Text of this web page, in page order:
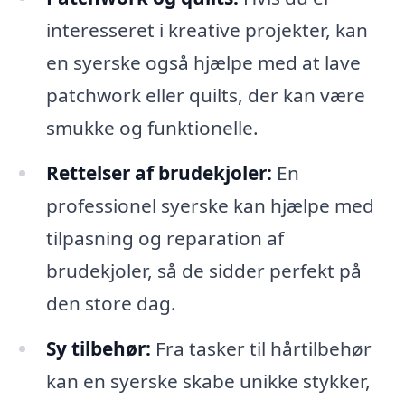
interesseret i kreative projekter, kan
en syerske også hjælpe med at lave
patchwork eller quilts, der kan være
smukke og funktionelle.
Rettelser af brudekjoler: En
professionel syerske kan hjælpe med
tilpasning og reparation af
brudekjoler, så de sidder perfekt på
den store dag.
Sy tilbehør: Fra tasker til hårtilbehør
kan en syerske skabe unikke stykker,